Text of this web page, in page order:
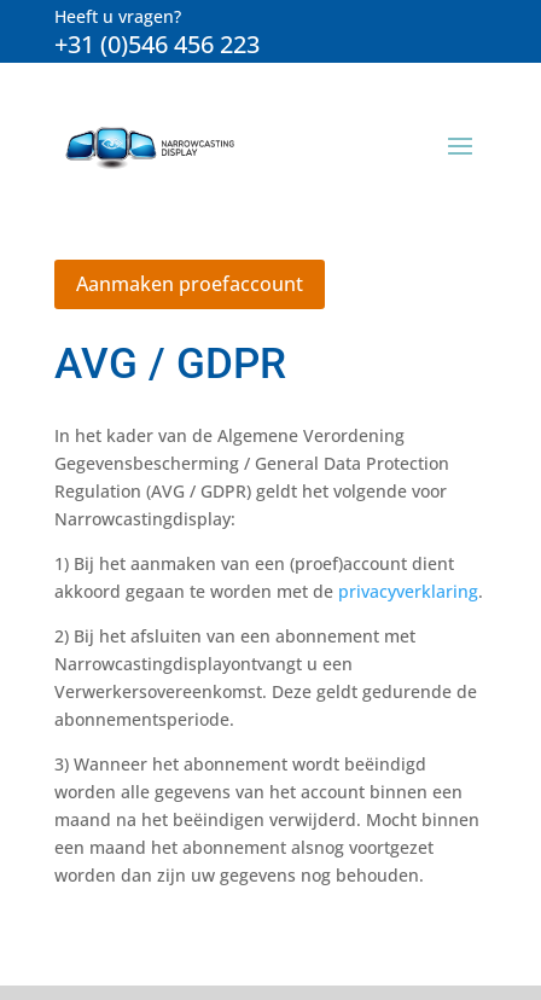
Heeft u vragen?
+31 (0)546 456 223
Aanmaken proefaccount
AVG / GDPR
In het kader van de Algemene Verordening
Gegevensbescherming / General Data Protection
Regulation (AVG / GDPR) geldt het volgende voor
Narrowcastingdisplay:
1) Bij het aanmaken van een (proef)account dient
akkoord gegaan te worden met de privacyverklaring.
2) Bij het afsluiten van een abonnement met
Narrowcastingdisplayontvangt u een
Verwerkersovereenkomst. Deze geldt gedurende de
abonnementsperiode.
3) Wanneer het abonnement wordt beëindigd
worden alle gegevens van het account binnen een
maand na het beëindigen verwijderd. Mocht binnen
een maand het abonnement alsnog voortgezet
worden dan zijn uw gegevens nog behouden.